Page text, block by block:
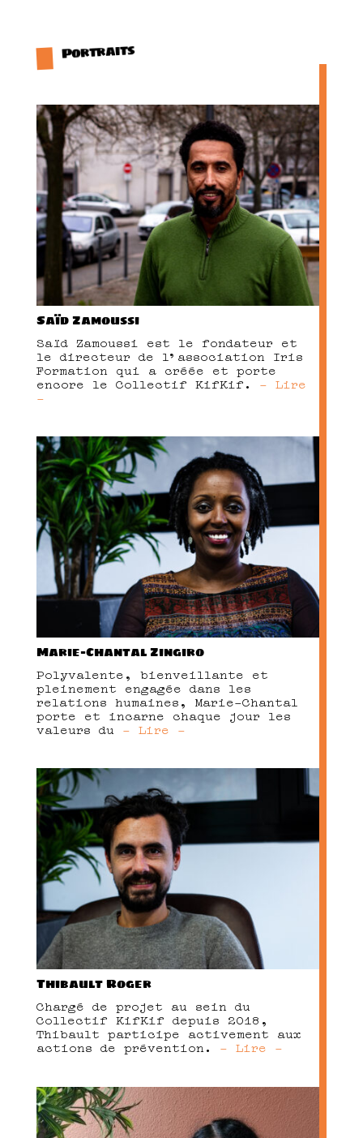
Portraits
Saïd Zamoussi
Saïd Zamoussi est le fondateur et
le directeur de l’association Iris
Formation qui a créée et porte
encore le Collectif KifKif. - Lire
-
Marie-Chantal Zingiro
Polyvalente, bienveillante et
pleinement engagée dans les
relations humaines, Marie-Chantal
porte et incarne chaque jour les
valeurs du - Lire -
Thibault Roger
Chargé de projet au sein du
Collectif KifKif depuis 2018,
Thibault participe activement aux
actions de prévention. - Lire -